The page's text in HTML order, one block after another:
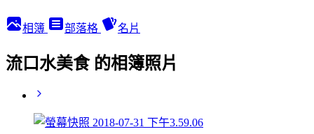
相簿 部落格 名片
流口水美食 的相簿照片